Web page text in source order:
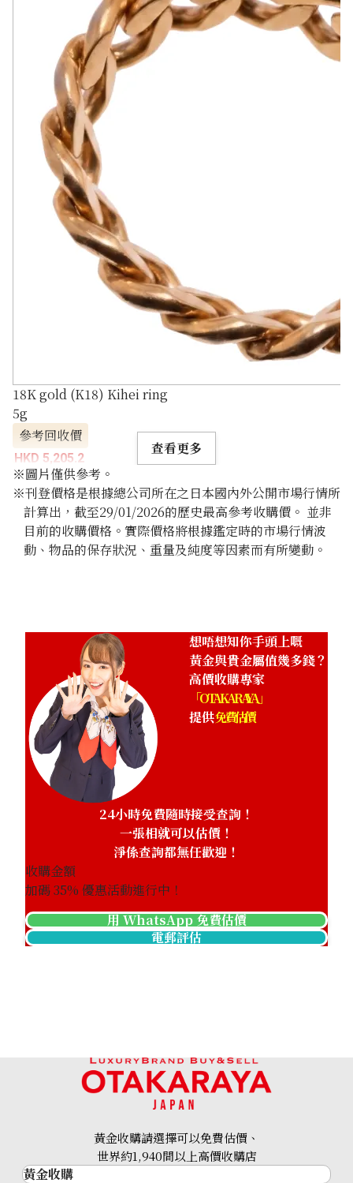
18K gold (K18) Kihei ring
5g
參考回收價
HKD 5,205.2
查看更多
※圖片僅供參考。
※刊登價格是根據總公司所在之日本國內外公開市場行情所
計算出，截至29/01/2026的歷史最高參考收購價。 並非
目前的收購價格。實際價格將根據鑑定時的市場行情波
動、物品的保存狀況、重量及純度等因素而有所變動。
想唔想知你手頭上嘅
黃金與貴金屬值幾多錢？
高價收購專家
「OTAKARAYA」
提供免費估價
24小時免費隨時接受查詢！
一張相就可以估價！
淨係查詢都無任歡迎！
收購金額
加碼35% 優惠活動進行中！
用 WhatsApp 免費估價
電郵評估
黃金收購請選擇可以免費估價、
世界約1,940間以上高價收購店
黃金收購